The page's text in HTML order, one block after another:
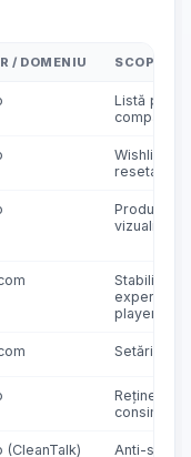
/ DOMENIU SCOP
Listă
comparate
Wishlist –
resetare
Produse
vizualizate
Stabilitate /
player
Setări
Reține
(CleanTalk) Anti-spam